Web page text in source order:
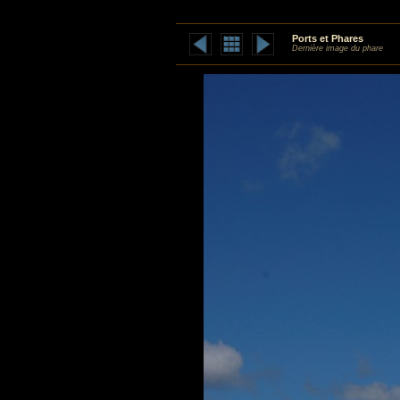
Ports et Phares
Dernière image du phare